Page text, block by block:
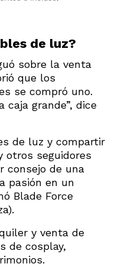
de luz?
sobre la venta
que los
se compró uno.
caja grande”, dice
de luz y compartir
otros seguidores
consejo de una
pasión en un
Blade Force
y venta de
de cosplay,